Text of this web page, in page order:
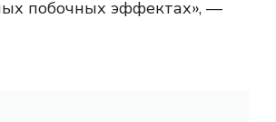
побочных эффектах», —